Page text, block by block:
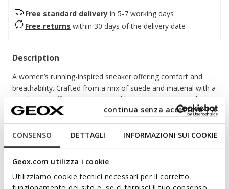
CONSENSO DETTAGLI INFORMAZIONI SUI COOKIE
Geox.com utilizza i cookie
Utilizziamo cookie tecnici necessari per il corretto
continua senza accettare | X
Free standard delivery in 5-7 working days
Free returns within 30 days of the delivery date
Description
A women’s running-inspired sneaker offering comfort and
breathability. Crafted from a mix of suede and material with a
pearlescent effect, it is presented here in a version combining
light taupe and beige. Featuring an chunky outsole, Diamanta
completes everyday outfits with an active yet feminine touch.
ITEM CODE:
D36UFE022NFC1467
Features